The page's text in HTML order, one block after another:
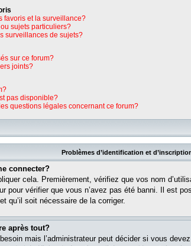
favoris et la surveillance?
sujets particuliers?
surveillances de sujets?
sur ce forum?
joints?
pas disponible?
questions légales concernant ce forum?
Problèmes d’identification et
connecter?
cela. Premièrement, vérifiez que vos nom
pour vérifier que vous n’avez pas été banni. Il est
qu’il soit nécessaire de la corriger.
après tout?
mais l’administrateur peut décider si vous